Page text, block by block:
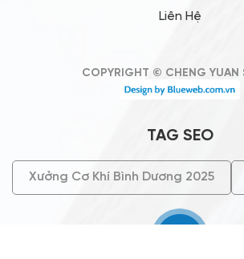
Liên Hệ
COPYRIGHT © CHENG YUAN
TAG SEO
Xưởng Cơ Khí Bình Dương 2025